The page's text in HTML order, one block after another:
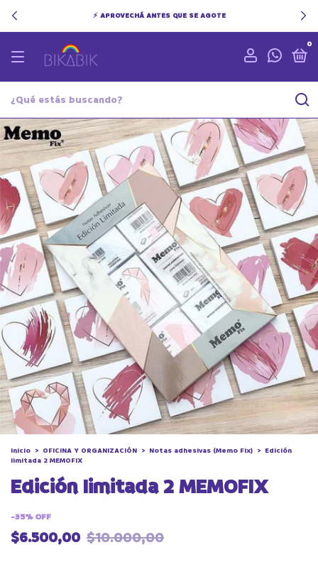
⚡ APROVECHÁ ANTES QUE SE AGOTE
0
Inicio > OFICINA Y ORGANIZACIÓN > Notas adhesivas (Memo Fix) > Edición
limitada 2 MEMOFIX
Edición limitada 2 MEMOFIX
-35%OFF
$6.500,00 $10.000,00